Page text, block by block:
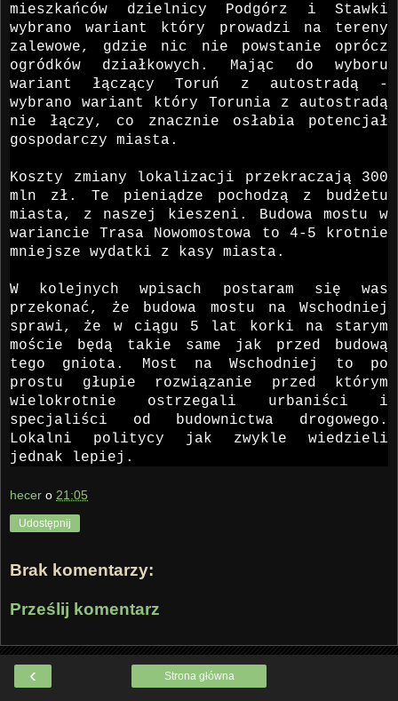
mieszkańców dzielnicy Podgórz i Stawki
wybrano wariant który prowadzi na tereny
zalewowe, gdzie nic nie powstanie oprócz
ogródków działkowych. Mając do wyboru
wariant łączący Toruń z autostradą -
wybrano wariant który Torunia z autostradą
nie łączy, co znacznie osłabia potencjał
gospodarczy miasta.
Koszty zmiany lokalizacji przekraczają 300
mln zł. Te pieniądze pochodzą z budżetu
miasta, z naszej kieszeni. Budowa mostu w
wariancie Trasa Nowomostowa to 4-5 krotnie
mniejsze wydatki z kasy miasta.
W kolejnych wpisach postaram się was
przekonać, że budowa mostu na Wschodniej
sprawi, że w ciągu 5 lat korki na starym
moście będą takie same jak przed budową
tego gniota. Most na Wschodniej to po
prostu głupie rozwiązanie przed którym
wielokrotnie ostrzegali urbaniści i
specjaliści od budownictwa drogowego.
Lokalni politycy jak zwykle wiedzieli
jednak lepiej.
hecer o 21:05
Udostępnij
Brak komentarzy:
Prześlij komentarz
‹ Strona główna